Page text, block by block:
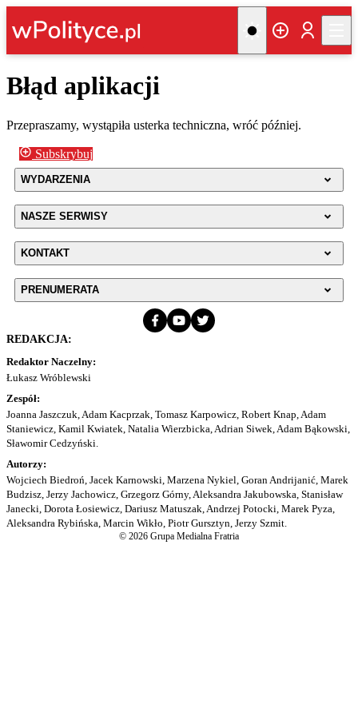
Błąd aplikacji
Przepraszamy, wystąpiła usterka techniczna, wróć później.
Subskrybuj
WYDARZENIA
NASZE SERWISY
KONTAKT
PRENUMERATA
REDAKCJA:
Redaktor Naczelny:
Łukasz Wróblewski
Zespół:
Joanna Jaszczuk, Adam Kacprzak, Tomasz Karpowicz, Robert Knap, Adam
Staniewicz, Kamil Kwiatek, Natalia Wierzbicka, Adrian Siwek, Adam Bąkowski,
Sławomir Cedzyński.
Autorzy:
Wojciech Biedroń, Jacek Karnowski, Marzena Nykiel, Goran Andrijanić, Marek
Budzisz, Jerzy Jachowicz, Grzegorz Górny, Aleksandra Jakubowska, Stanisław
Janecki, Dorota Łosiewicz, Dariusz Matuszak, Andrzej Potocki, Marek Pyza,
Aleksandra Rybińska, Marcin Wikło, Piotr Gursztyn, Jerzy Szmit.
© 2026 Grupa Medialna Fratria